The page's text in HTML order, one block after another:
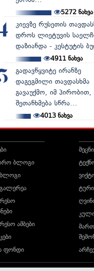
5272ნახვა
კიევზე რუსეთის
დროს ლიეტუვის
დაზიანდა - კესტუტის
4911ნახვა
გადავწყვიტე ირანზე
დაგეგმილი თავდასხმა
გავაუქმო, იმ
შეთანხმება სწრა...
4013 ნახვა
ბლოგი
ამბები
ფონდი